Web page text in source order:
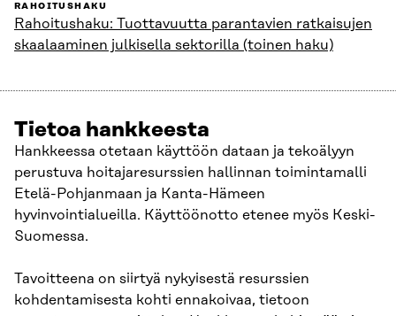
RAHOITUSHAKU
Rahoitushaku: Tuottavuutta parantavien ratkaisujen
skaalaaminen julkisella sektorilla (toinen haku)
Tietoa hankkeesta
Hankkeessa otetaan käyttöön dataan ja tekoälyyn
perustuva hoitajaresurssien hallinnan toimintamalli
Etelä-Pohjanmaan ja Kanta-Hämeen
hyvinvointialueilla. Käyttöönotto etenee myös Keski-
Suomessa.
Tavoitteena on siirtyä nykyisestä resurssien
kohdentamisesta kohti ennakoivaa, tietoon